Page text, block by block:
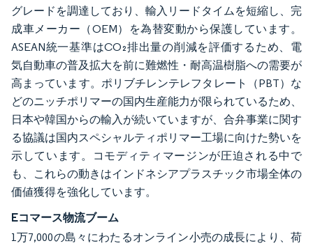
グレードを調達しており、輸入リードタイムを短縮し、完
成車メーカー（OEM）を為替変動から保護しています。
ASEAN統一基準はCO₂排出量の削減を評価するため、電
気自動車の普及拡大を前に難燃性・耐高温樹脂への需要が
高まっています。ポリブチレンテレフタレート（PBT）な
どのニッチポリマーの国内生産能力が限られているため、
日本や韓国からの輸入が続いていますが、合弁事業に関す
る協議は国内スペシャルティポリマー工場に向けた勢いを
示しています。コモディティマージンが圧迫される中で
も、これらの動きはインドネシアプラスチック市場全体の
価値獲得を強化しています。
Eコマース物流ブーム
1万7,000の島々にわたるオンライン小売の成長により、荷